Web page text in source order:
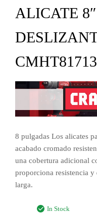
ALICATE
CMHT81713
8 pulgadas Los alicates
acabado cromado
una cobertura adicional
proporciona resistencia
larga.
In Stock